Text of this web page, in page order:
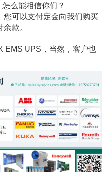
么能相信你们？
您可以支付定金向我们购买
款。
EMS UPS，当然，客户也